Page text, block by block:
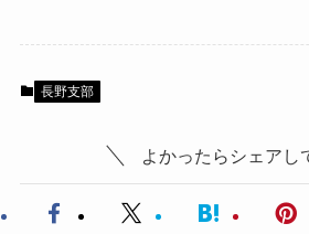
長野支部
よかったらシェアし